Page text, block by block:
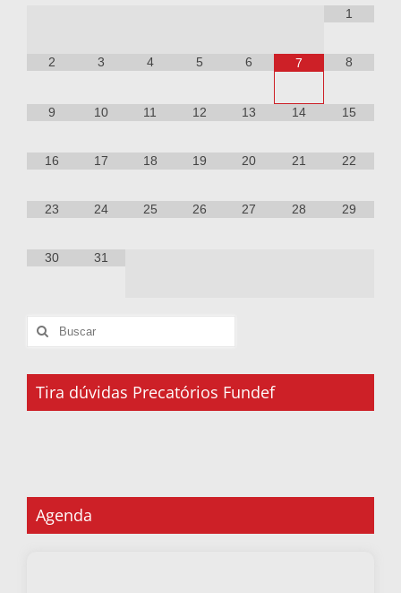
1
2 3 4 5 6 7 8
9 10 11 12 13 14 15
16 17 18 19 20 21 22
23 24 25 26 27 28 29
30 31
Tira dúvidas Precatórios Fundef
Agenda